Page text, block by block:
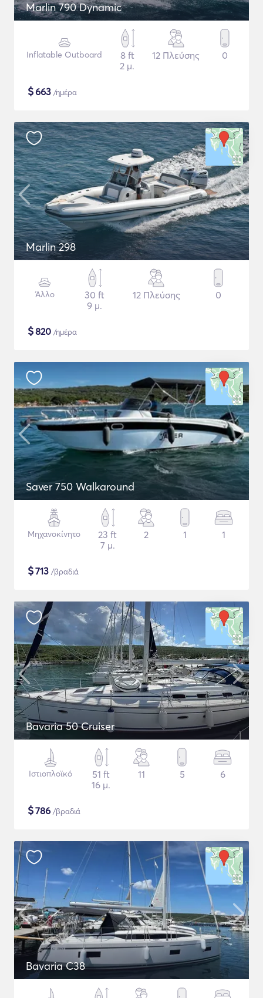
Marlin 790 Dynamic
Inflatable Outboard
8 ft
2 μ.
12 Πλεύσης 0
$663 /ημέρα
Marlin 298
Άλλο
30 ft
9 μ.
12 Πλεύσης 0
$820 /ημέρα
Saver 750 Walkaround
Μηχανοκίνητο
23 ft
7 μ.
2 1 1
$713 /βραδιά
Bavaria 50 Cruiser
Ιστιοπλοϊκό
51 ft
16 μ.
11 5 6
$786 /βραδιά
Bavaria C38